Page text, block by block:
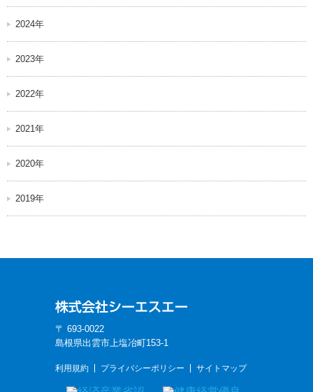
2024年
2023年
2022年
2021年
2020年
2019年
〒 693-0022
島根県出雲市上塩冶町153-1
利用規約 プライバシーポリシー サイトマップ